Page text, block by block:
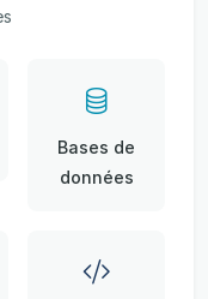
Bases de
données